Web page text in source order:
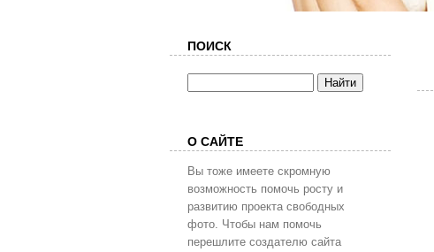
ПОИСК
О САЙТЕ
Вы тоже имеете скромную
возможность помочь росту и
развитию проекта свободных
фото. Чтобы нам помочь
перешлите создателю сайта